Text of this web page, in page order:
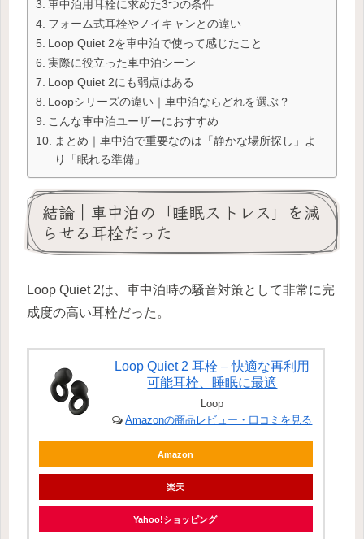
車中泊用耳栓に求めた3つの条件
フォーム式耳栓やノイキャンとの違い
Loop Quiet 2を車中泊で使って感じたこと
実際に役立った車中泊シーン
Loop Quiet 2にも弱点はある
Loopシリーズの違い｜車中泊ならどれを選ぶ？
こんな車中泊ユーザーにおすすめ
まとめ｜車中泊で重要なのは「静かな場所探し」よ
り「眠れる準備」
結論｜車中泊の「睡眠ストレス」を減
らせる耳栓だった
Loop Quiet 2は、車中泊時の騒音対策として非常に完
成度の高い耳栓だった。
Loop Quiet 2 耳栓 – 快適な再利用
可能耳栓、睡眠に最適
Loop
Amazonの商品レビュー・口コミを見る
Amazon
楽天
Yahoo!ショッピング